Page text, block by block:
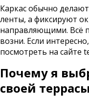
Каркас обычно
ленты, а фиксируют
направляющими. Всё
возни. Если
посмотреть на сайте
Почему я
своей террасы